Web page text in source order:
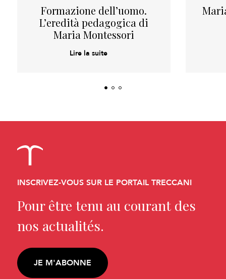
Formazione dell’uomo.
L’eredità pedagogica di
Maria Montessori
Lire la suite
INSCRIVEZ-VOUS SUR LE PORTAIL TRECCANI
Pour être tenu au courant des
nos actualités.
JE M'ABONNE